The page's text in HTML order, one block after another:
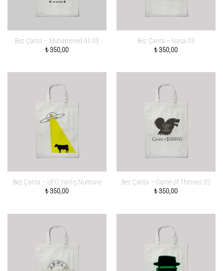
Bez Çanta – Muhammed Ali 03
₺350,00
Bez Çanta – Nasa 03
₺350,00
Bez Çanta – UFO Yanlış Numune
₺350,00
Bez Çanta – Game of Thrones 02
₺350,00